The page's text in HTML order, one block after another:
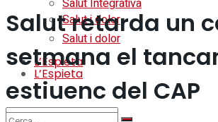
Salut i dolor
L’Espieta
Salut Integrativa
Salut i dolor
L’Espieta
Salut retarda un
setmana el
estiuenc del CAP